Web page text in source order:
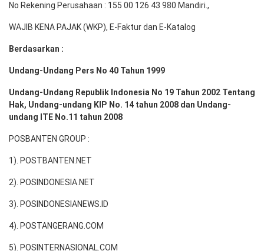
No Rekening Perusahaan : 155 00 126 43 980 Mandiri.,
WAJIB KENA PAJAK (WKP), E-Faktur dan E-Katalog
Berdasarkan :
Undang-Undang Pers No 40 Tahun 1999
Undang-Undang Republik Indonesia No 19 Tahun 2002 Tentang
Hak, Undang-undang KIP No. 14 tahun 2008 dan Undang-
undang ITE No.11 tahun 2008
POSBANTEN GROUP :
1). POSTBANTEN.NET
2). POSINDONESIA.NET
3). POSINDONESIANEWS.ID
4). POSTANGERANG.COM
5). POSINTERNASIONAL.COM